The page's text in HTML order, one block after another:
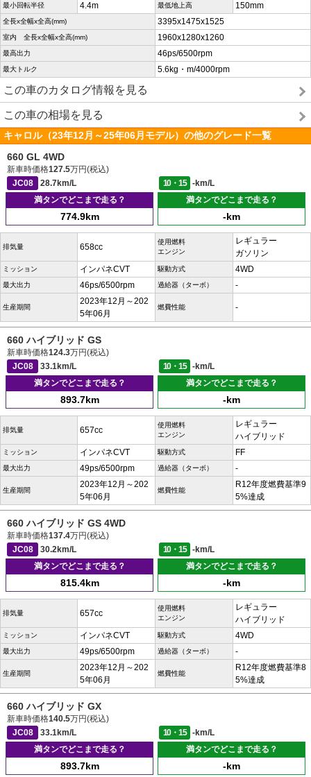
最小回転半径 4.4m 最低地上高 150mm
全長x全幅x全高(mm) 3395x1475x1525
室内 全長x全幅x全高(mm) 1960x1280x1260
最高出力 46ps/6500rpm
最大トルク 5.6kg・m/4000rpm
この車のカタログ情報を見る
この車の相場を見る
キャロル（23年12月～25年06月モデル）の他のグレード一覧
660 GL 4WD
新車時価格127.5万円(税込)
JC08
28.7km/L 10・15
-km/L
満タンでどこまで走る？
774.9km
満タンでどこまで走る？
-km
排気量 658cc
使用燃料
エンジン
レギュラー
ガソリン
ミッション インパネCVT 駆動方式 4WD
最大出力 46ps/6500rpm 過給器（ターボ） -
生産期間
2023年12月～202
5年06月
燃費性能 -
660 ハイブリッド GS
新車時価格124.3万円(税込)
JC08
33.1km/L 10・15
-km/L
満タンでどこまで走る？
893.7km
満タンでどこまで走る？
-km
排気量 657cc
使用燃料
エンジン
レギュラー
ハイブリッド
ミッション インパネCVT 駆動方式 FF
最大出力 49ps/6500rpm 過給器（ターボ） -
生産期間
2023年12月～202
5年06月
燃費性能
R12年度燃費基準9
5%達成
660 ハイブリッド GS 4WD
新車時価格137.4万円(税込)
JC08
30.2km/L 10・15
-km/L
満タンでどこまで走る？
815.4km
満タンでどこまで走る？
-km
排気量 657cc
使用燃料
エンジン
レギュラー
ハイブリッド
ミッション インパネCVT 駆動方式 4WD
最大出力 49ps/6500rpm 過給器（ターボ） -
生産期間
2023年12月～202
5年06月
燃費性能
R12年度燃費基準8
5%達成
660 ハイブリッド GX
新車時価格140.5万円(税込)
JC08
33.1km/L 10・15
-km/L
満タンでどこまで走る？
893.7km
満タンでどこまで走る？
-km